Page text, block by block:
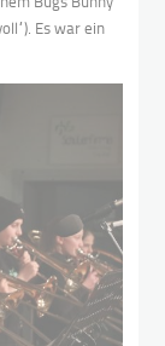
Es war ein